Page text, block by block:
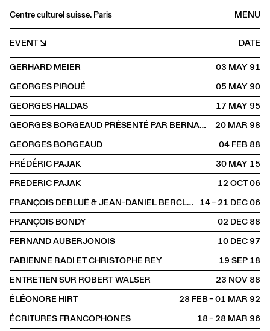
MENU
Centre culturel suisse. Paris
Agenda
Bookshop
Buvette
Archives
Medias
Publications
About
FR/EN
SPOKEN Literature
EVENT
DATE
GERHARD MEIER
03 MAY1991
GEORGES PIROUÉ
05 MAY1990
GEORGES HALDAS
17 MAY1995
GEORGES BORGEAUD PRÉSENTÉ PAR BERNARD COMMENT
20 MAR1998
GEORGES BORGEAUD
04 FEB1988
FRÉDÉRIC PAJAK
30 MAY2015
FREDERIC PAJAK
12 OCT2006
FRANÇOIS DEBLUË & JEAN-DANIEL BERCLAZ 14 – 21 DEC2006
FRANÇOIS BONDY
02 DEC1988
FERNAND AUBERJONOIS
10 DEC1997
FABIENNE RADI ET CHRISTOPHE REY
19 SEP2018
ENTRETIEN SUR ROBERT WALSER
23 NOV1988
ÉLÉONORE HIRT
28 FEB – 01 MAR1992
ÉCRITURES FRANCOPHONES
18 – 28 MAR1996